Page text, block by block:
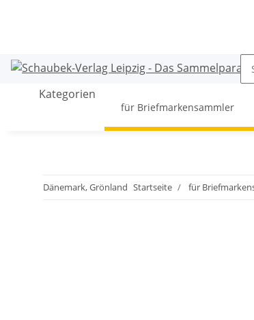
Kategorien
für Briefmarkensammler
Dänemark, Grönland Startseite für